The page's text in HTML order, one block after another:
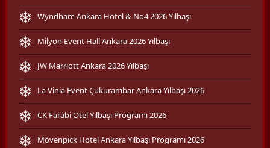
Wyndham Ankara Hotel & No4 2026 Yılbaşı
Milyon Event Hall Ankara 2026 Yılbaşı
JW Marriott Ankara 2026 Yılbaşı
La Vinia Event Çukurambar Ankara Yılbaşı 2026
CK Farabi Otel Yılbaşı Programı 2026
Mövenpick Hotel Ankara Yılbaşı Programı 2026